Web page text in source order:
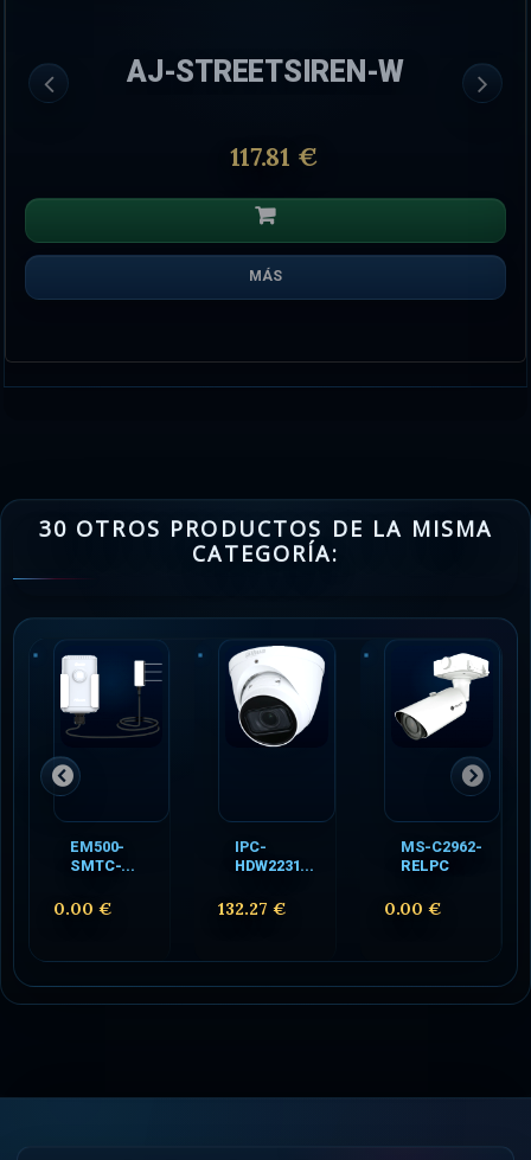
AJ-STREETSIREN-W
117.81 €
MÁS
30 OTROS PRODUCTOS DE LA MISMA
CATEGORÍA:
EM500-
SMTC-...
0.00 €
IPC-
HDW2231...
132.27 €
MS-C2962-
RELPC
0.00 €